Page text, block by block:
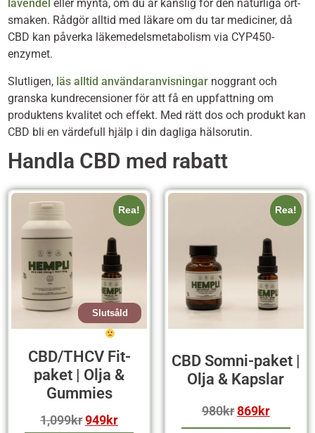
lavendel eller mynta, om du är känslig för den naturliga ört­
smaken. Rådgör alltid med läkare om du tar mediciner, då
CBD kan påverka läkemedelsmetabolism via CYP450-
enzymet.
Slutligen, läs alltid användaranvisningar noggrant och
granska kundrecensioner för att få en uppfattning om
produktens kvalitet och effekt. Med rätt dos och produkt kan
CBD bli en värdefull hjälp i din dagliga hälsorutin.
Handla CBD med rabatt
Rea!
Slutsåld
CBD/THCV Fit-
paket | Olja &
Gummies
1,099kr949kr
Rea!
CBD Somni-paket |
Olja & Kapslar
980kr869kr